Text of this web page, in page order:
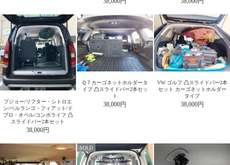
プジョー/リフター・シトロエ
ン/ベルランゴ・フィアット/ド
ブロ・オペル/コンボライフ 凸
スライドバー2本セット
38,000円
Ｑ７カーゴネットホルダータ
イプ 凸スライドバー2本セッ
ト
38,000円
VW ゴルフ 凸スライドバー2本
セット カーゴネットホルダー
タイプ
38,000円
SOLD